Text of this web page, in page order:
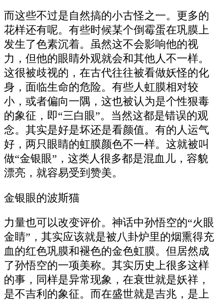
而这些不过是自然搞的小古怪之一。更多的
花样还有呢。有些时候某个倒霉蛋在巩膜上
发生了色素沉着。虽然这不会影响他的视
力，但他的眼睛外观就会和其他人不一样。
这很被歧视的，在古代往往被看做妖怪的化
身，面临生命的危险。有些人虹膜相对较
小，或者偏向一隅，这也被认为是个性狠毒
的象征，即“三白眼”。当然这都是错误的观
念。其实是好是坏还是看颜值。有的人运气
好，两只眼睛的虹膜颜色不一样。这就被叫
做“金银眼”，这类人很多都是混血儿，容貌
漂亮，就容易受到赞美。
金银眼的波斯猫
力量也可以改变评价。神话中孙悟空的“火眼
金睛”，其实应该就是被八卦炉里的烟熏得充
血的红色巩膜和褪色的金色虹膜。但居然成
了孙悟空的一项美称。其实历史上很多这样
的事，同样是异常现象，在衰世就是妖祥，
是不吉利的象征。而在盛世就是吉兆，是上